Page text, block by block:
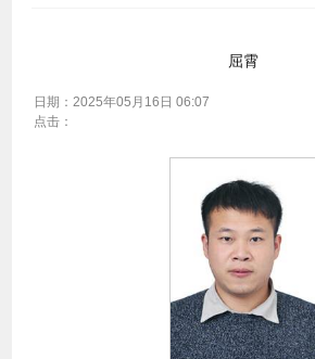
屈霄
日期：2025年05月16日 06:07
点击：